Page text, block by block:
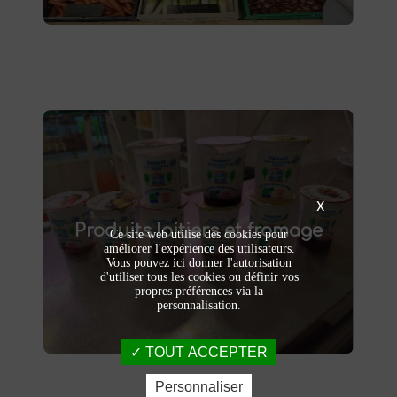
Produits laitiers et fromage
Produits laitiers et fromage
Dégustez nos
produits laitiers et fromages à
Saint-Saulve
. Yaourts crémeux, fromages
affinés et autres délices laitiers vous
attendent dans notre ferme. Livraison et
vente directe à la ferme pour une fraîcheur
garantie.
X
Ce site web utilise des cookies pour
améliorer l'expérience des utilisateurs.
Vous pouvez ici donner l'autorisation
d'utiliser tous les cookies ou définir vos
propres préférences via la
personnalisation.
TOUT ACCEPTER
Personnaliser